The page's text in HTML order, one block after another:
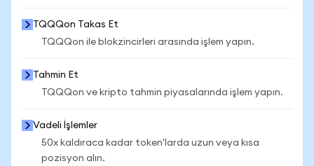
TQQQon Takas Et
TQQQon ile blokzincirleri arasında işlem yapın.
Tahmin Et
TQQQon ve kripto tahmin piyasalarında işlem yapın.
Vadeli İşlemler
50x kaldıraca kadar token'larda uzun veya kısa
pozisyon alın.